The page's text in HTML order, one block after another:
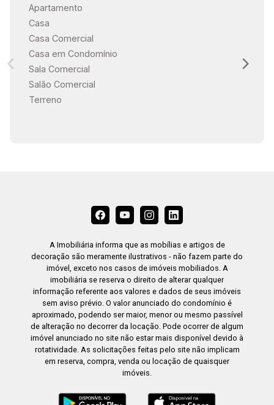
Apartamento
Casa
Casa Comercial
Casa em Condomínio
Sala Comercial
Salão Comercial
Terreno
A Imobiliária informa que as mobílias e artigos de
decoração são meramente ilustrativos - não fazem parte do
imóvel, exceto nos casos de imóveis mobiliados. A
imobiliária se reserva o direito de alterar qualquer
informação referente aos valores e dados de seus imóveis
sem aviso prévio. O valor anunciado do condomínio é
aproximado, podendo ser maior, menor ou mesmo passível
de alteração no decorrer da locação. Pode ocorrer de algum
imóvel anunciado no site não estar mais disponível devido à
rotatividade. As solicitações feitas pelo site não implicam
em reserva, compra, venda ou locação de quaisquer
imóveis.